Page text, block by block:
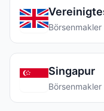
Singapur